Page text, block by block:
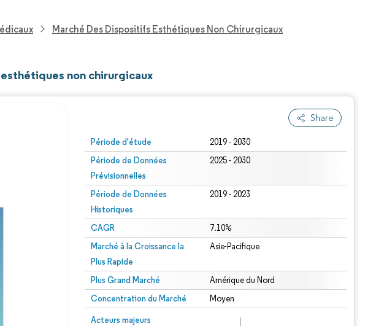
Marché Des Dispositifs Esthétiques Non Chirurgicaux
non chirurgicaux
Share
Période d'étude 2019 - 2030
Période de Données
Prévisionnelles
2025 - 2030
Période de Données
Historiques
2019 - 2023
CAGR 7.10%
Marché à la Croissance la
Plus Rapide
Asie-Pacifique
Plus Grand Marché Amérique du Nord
Concentration du Marché Moyen
Acteurs majeurs